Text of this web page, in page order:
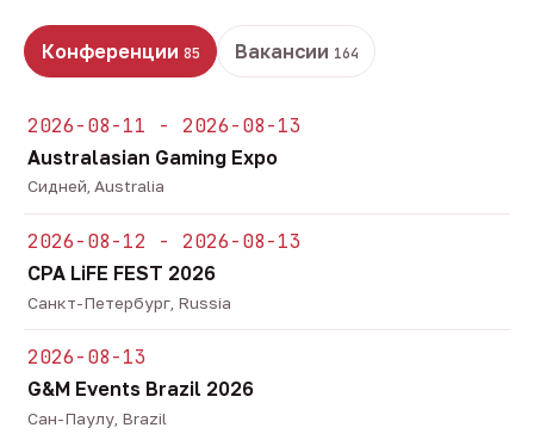
Конференции 85 Вакансии 164
2026-08-11 - 2026-08-13
Australasian Gaming Expo
Сидней, Australia
2026-08-12 - 2026-08-13
CPA LiFE FEST 2026
Санкт-Петербург, Russia
2026-08-13
G&M Events Brazil 2026
Сан-Паулу, Brazil